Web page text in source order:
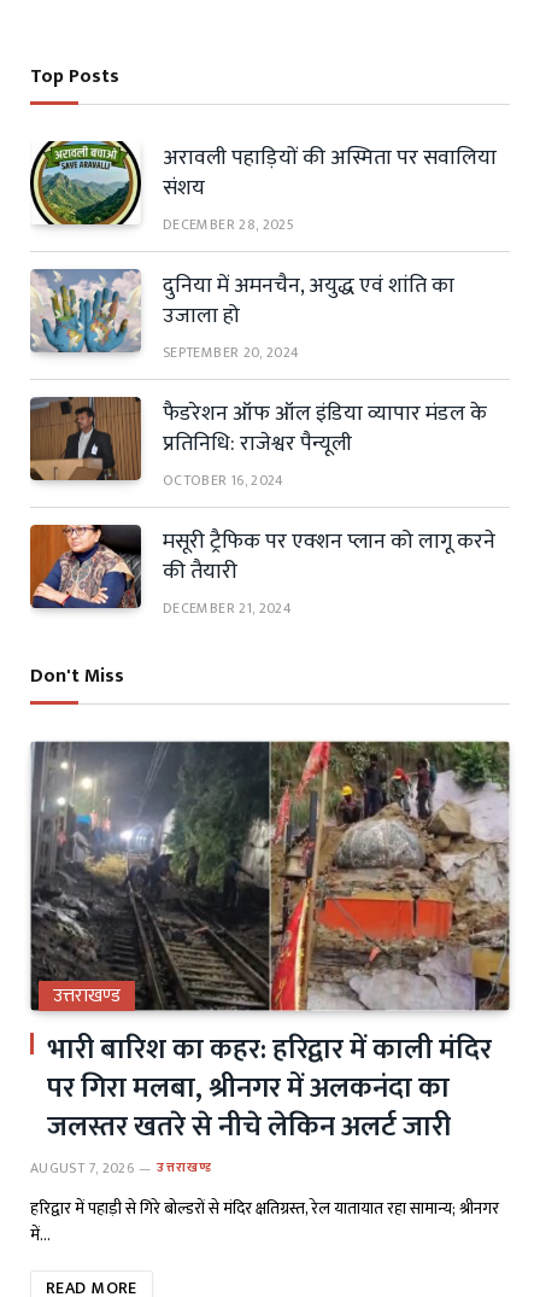
Top Posts
अरावली पहाड़ियों की अस्मिता पर सवालिया
संशय
DECEMBER 28, 2025
दुनिया में अमनचैन, अयुद्ध एवं शांति का
उजाला हो
SEPTEMBER 20, 2024
फैडरेशन ऑफ ऑल इंडिया व्यापार मंडल के
प्रतिनिधि: राजेश्वर पैन्यूली
OCTOBER 16, 2024
मसूरी ट्रैफिक पर एक्शन प्लान को लागू करने
की तैयारी
DECEMBER 21, 2024
Don't Miss
उत्तराखण्ड
भारी बारिश का कहर: हरिद्वार में काली मंदिर
पर गिरा मलबा, श्रीनगर में अलकनंदा का
जलस्तर खतरे से नीचे लेकिन अलर्ट जारी
AUGUST 7, 2026 उत्तराखण्ड
हरिद्वार में पहाड़ी से गिरे बोल्डरों से मंदिर क्षतिग्रस्त, रेल यातायात रहा सामान्य; श्रीनगर
में…
READ MORE